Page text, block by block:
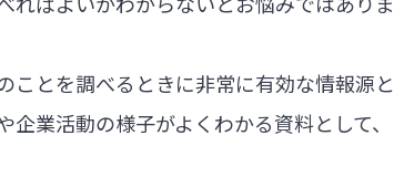
ことを調べるときに非常に有効な情報源
企業活動の様子がよくわかる資料として